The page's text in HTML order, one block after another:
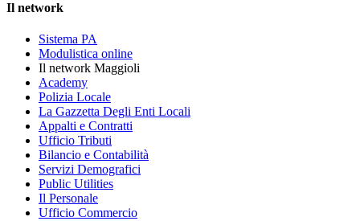
Il network
Sistema PA
Modulistica online
Il network Maggioli
Academy
Polizia Locale
La Gazzetta Degli Enti Locali
Appalti e Contratti
Ufficio Tributi
Bilancio e Contabilità
Servizi Demografici
Public Utilities
Il Personale
Ufficio Commercio